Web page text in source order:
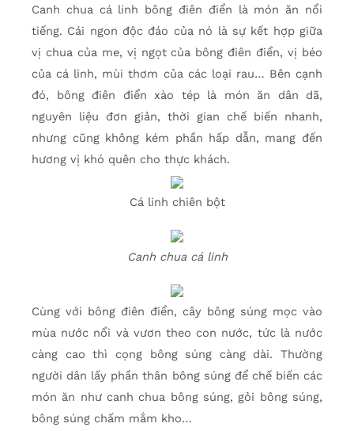
Canh chua cá linh bông điên điển là món ăn nổi
tiếng. Cái ngon độc đáo của nó là sự kết hợp giữa
vị chua của me, vị ngọt của bông điên điển, vị béo
của cá linh, mùi thơm của các loại rau… Bên cạnh
đó, bông điên điển xào tép là món ăn dân dã,
nguyên liệu đơn giản, thời gian chế biến nhanh,
nhưng cũng không kém phần hấp dẫn, mang đến
hương vị khó quên cho thực khách.
Cá linh chiên bột
Canh chua cá linh
Cùng với bông điên điển, cây bông súng mọc vào
mùa nước nổi và vươn theo con nước, tức là nước
càng cao thì cọng bông súng càng dài. Thường
người dân lấy phần thân bông súng để chế biến các
món ăn như canh chua bông súng, gỏi bông súng,
bông súng chấm mắm kho…